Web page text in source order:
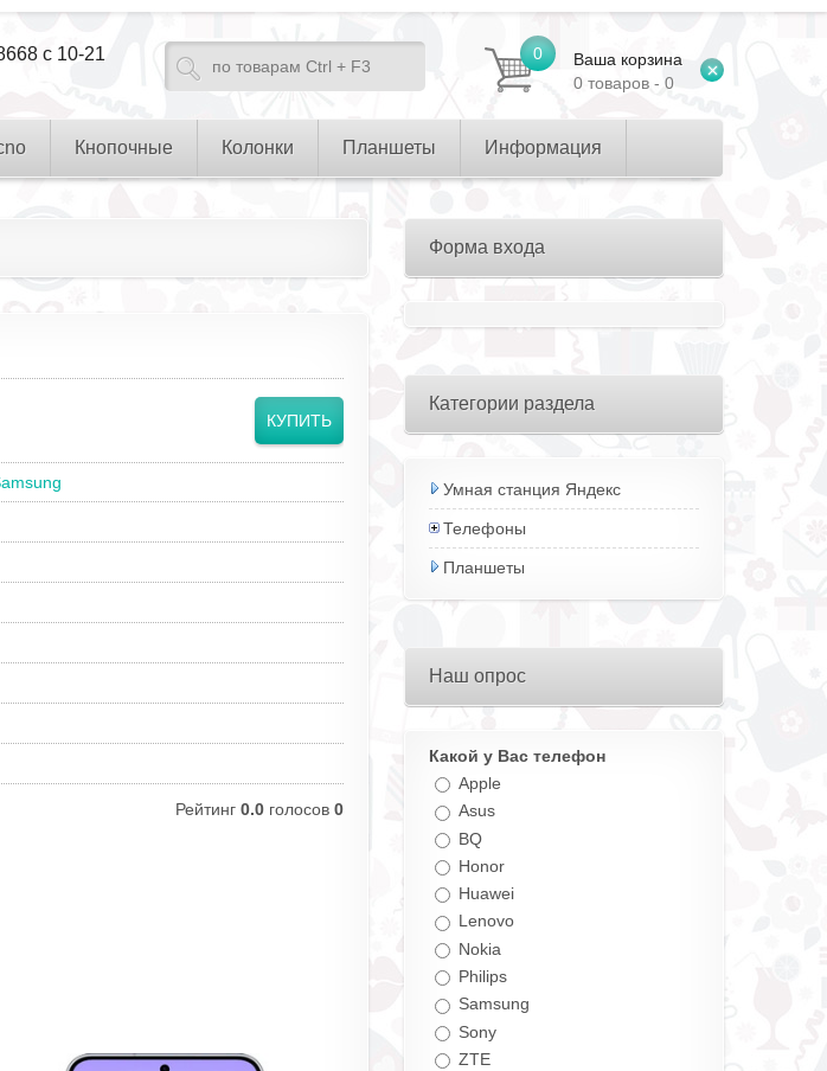
0
Ваша корзина
0 товаров - 0
с 10-21
Кнопочные Колонки Планшеты Информация
Рейтинг 0.0 голосов 0
Форма входа
Категории раздела
Умная станция Яндекс
Телефоны
Планшеты
Наш опрос
Какой у Вас телефон
Apple
Asus
BQ
Honor
Huawei
Lenovo
Nokia
Philips
Samsung
Sony
ZTE